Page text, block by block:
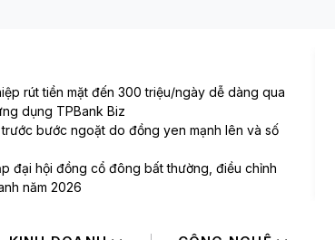
rút tiền mặt đến 300 triệu/ngày dễ dàng qua
dụng TPBank Biz
bước ngoặt do đồng yen mạnh lên và số
đại hội đồng cổ đông bất thường, điều chỉnh
năm 2026